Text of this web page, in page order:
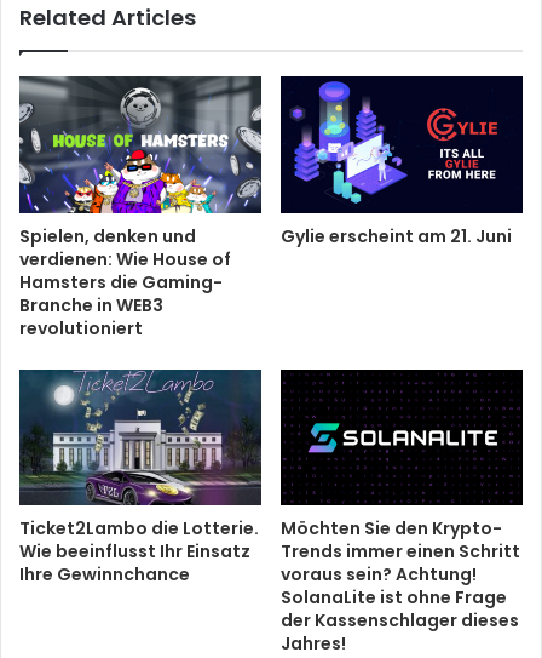
Related Articles
Spielen, denken und
verdienen: Wie House of
Hamsters die Gaming-
Branche in WEB3
revolutioniert
Gylie erscheint am 21. Juni
Ticket2Lambo die Lotterie.
Wie beeinflusst Ihr Einsatz
Ihre Gewinnchance
Möchten Sie den Krypto-
Trends immer einen Schritt
voraus sein? Achtung!
SolanaLite ist ohne Frage
der Kassenschlager dieses
Jahres!